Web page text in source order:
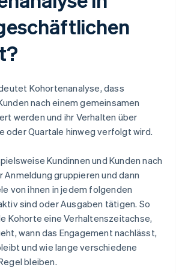
Kohortenanalyse, dass
nach einem gemeinsamen
werden und ihr Verhalten über
oder Quartale hinweg verfolgt wird.
Kundinnen und Kunden nach
Anmeldung gruppieren und dann
von ihnen in jedem folgenden
sind oder Ausgaben tätigen. So
Kohorte eine Verhaltenszeitachse,
wann das Engagement nachlässt,
und wie lange verschiedene
bleiben.